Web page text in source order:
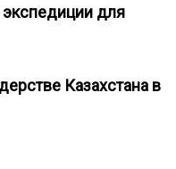
для
Казахстана в